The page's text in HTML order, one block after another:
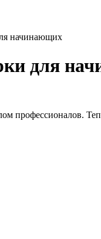
начинающих
для
профессионалов.